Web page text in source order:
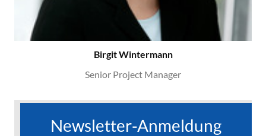
Birgit Wintermann
Senior Project Manager
Newsletter-Anmeldung